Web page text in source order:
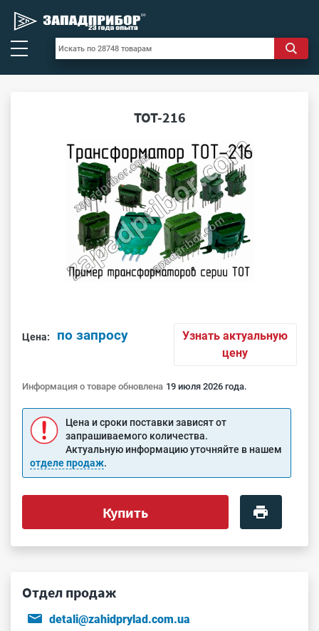
ТОТ-216
Цена: по запросу
Узнать актуальную
цену
Информация о товаре обновлена 19 июля 2026 года.
Цена и сроки поставки зависят от
запрашиваемого количества.
Актуальную информацию уточняйте в нашем
отделе продаж.
Купить
Отдел продаж
detali@zahidprylad.com.ua